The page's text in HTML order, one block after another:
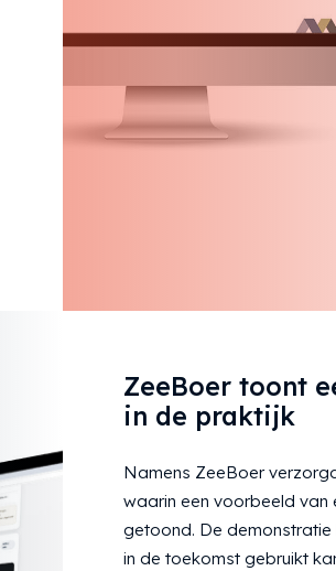
ZeeBoer toont
in de praktijk
Namens ZeeBoer
waarin een voorbeeld
getoond. De
in de toekomst gebruikt